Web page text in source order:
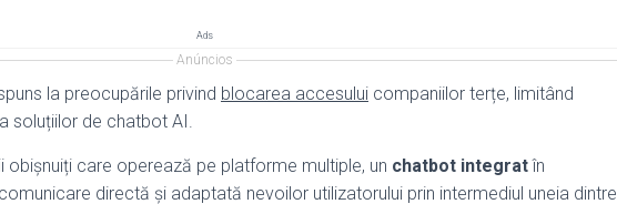
Ads
Anúncios
la preocupările privind blocarea accesului companiilor terțe, limitând
soluțiilor de chatbot AI.
care operează pe platforme multiple, un chatbot integratîn
directă și adaptată nevoilor utilizatorului prin intermediul uneia dintre